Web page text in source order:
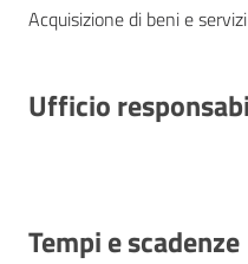
Acquisizione di beni e servizi
Ufficio
Tempi e scadenze